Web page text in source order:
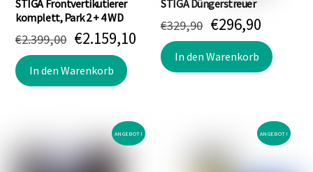
STIGA Frontvertikutierer
komplett, Park 2 + 4 WD
€2.399,00 Ursprünglicher
Preis
war:
€2.399,00
€2.159,10Aktueller
Preis
In den Warenkorb
STIGA Düngerstreuer
€329,90 Ursprünglicher
Preis
war:
€329,90
€296,90
Preis
ist:
In den Warenkorb
ANGEBOT! ANGEBOT!